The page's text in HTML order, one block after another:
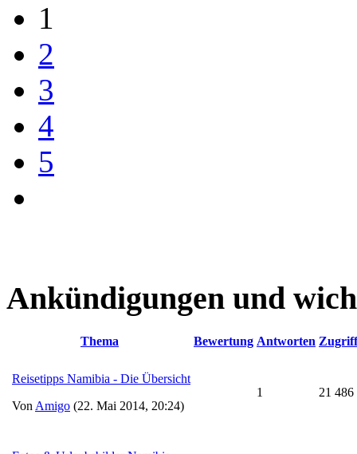
1
2
3
4
5
Ankündigungen und
Thema Bewertung Antworten
Reisetipps Namibia - Die Übersicht
Von Amigo (22. Mai 2014, 20:24)
1 21 486